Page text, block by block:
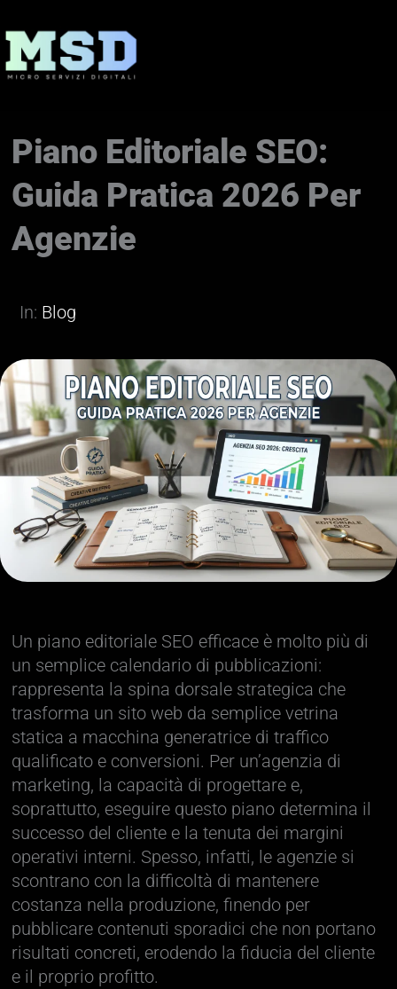
al
contenuto
Piano Editoriale SEO:
Guida Pratica 2026 Per
Agenzie
In: Blog
Un piano editoriale SEO efficace è molto più di
un semplice calendario di pubblicazioni:
rappresenta la spina dorsale strategica che
trasforma un sito web da semplice vetrina
statica a macchina generatrice di traffico
qualificato e conversioni. Per un’agenzia di
marketing, la capacità di progettare e,
soprattutto, eseguire questo piano determina il
successo del cliente e la tenuta dei margini
operativi interni. Spesso, infatti, le agenzie si
scontrano con la difficoltà di mantenere
costanza nella produzione, finendo per
pubblicare contenuti sporadici che non portano
risultati concreti, erodendo la fiducia del cliente
e il proprio profitto.